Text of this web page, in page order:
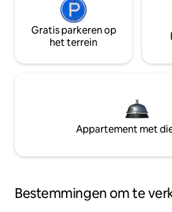
Gratis parkeren op
het terrein
Appartement met
Bestemmingen om te